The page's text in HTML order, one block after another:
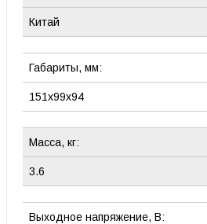
Китай
Габариты, мм:
151x99x94
Масса, кг:
3.6
Выходное напряжение, В: